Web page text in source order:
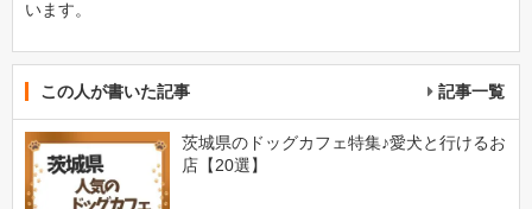
います。
この人が書いた記事 記事一覧
茨城県のドッグカフェ特集♪愛犬と行けるお
店【20選】